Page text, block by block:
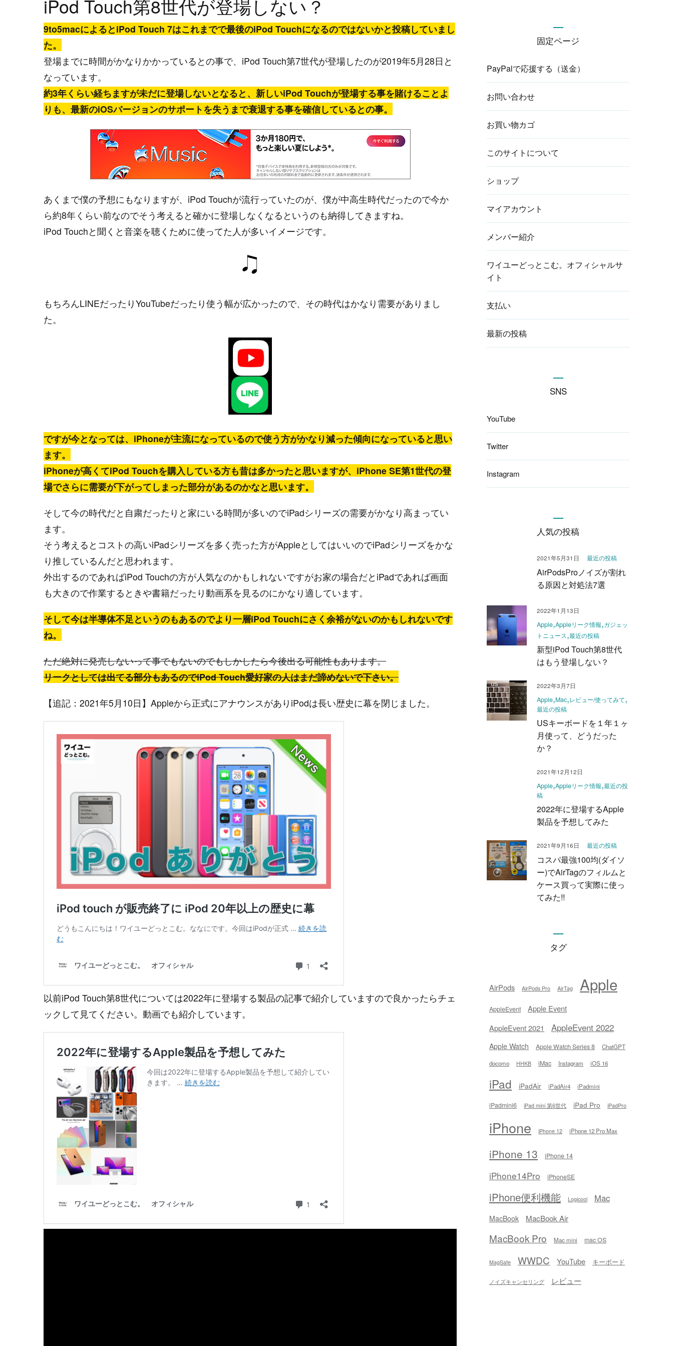
iPod Touch第8世代が登場しない？
9to5macによるとiPod Touch 7はこれまでで最後のiPod Touchになるのではないかと投稿していまし
た。
登場までに時間がかなりかかっているとの事で、iPod Touch第7世代が登場したのが2019年5月28日と
なっています。
約3年くらい経ちますが未だに登場しないとなると、新しいiPod Touchが登場する事を賭けることよ
りも、最新のiOSバージョンのサポートを失うまで衰退する事を確信しているとの事。
あくまで僕の予想にもなりますが、iPod Touchが流行っていたのが、僕が中高生時代だったので今か
ら約8年くらい前なのでそう考えると確かに登場しなくなるというのも納得してきますね。
iPod Touchと聞くと音楽を聴くために使ってた人が多いイメージです。
もちろんLINEだったりYouTubeだったり使う幅が広かったので、その時代はかなり需要がありまし
た。
ですが今となっては、iPhoneが主流になっているので使う方がかなり減った傾向になっていると思い
ます。
iPhoneが高くてiPod Touchを購入している方も昔は多かったと思いますが、iPhone SE第1世代の登
場でさらに需要が下がってしまった部分があるのかなと思います。
そして今の時代だと自粛だったりと家にいる時間が多いのでiPadシリーズの需要がかなり高まってい
ます。
そう考えるとコストの高いiPadシリーズを多く売った方がAppleとしてはいいのでiPadシリーズをかな
り推しているんだと思われます。
外出するのであればiPod Touchの方が人気なのかもしれないですがお家の場合だとiPadであれば画面
も大きので作業するときや書籍だったり動画系を見るのにかなり適しています。
そして今は半導体不足というのもあるのでより一層iPod Touchにさく余裕がないのかもしれないです
ね。
ただ絶対に発売しないって事でもないのでもしかしたら今後出る可能性もあります。
リークとしては出てる部分もあるのでiPod Touch愛好家の人はまだ諦めないで下さい。
【追記：2021年5月10日】Appleから正式にアナウンスがありiPodは長い歴史に幕を閉じました。
以前iPod Touch第8世代については2022年に登場する製品の記事で紹介していますので良かったらチェ
ックして見てください。動画でも紹介しています。
固定ページ
PayPalで応援する（送金）
お問い合わせ
お買い物カゴ
このサイトについて
ショップ
マイアカウント
メンバー紹介
ワイユーどっとこむ。オフィシャルサ
イト
支払い
最新の投稿
SNS
YouTube
Twitter
Instagram
人気の投稿
最近の投稿
AirPodsProノイズが割れ
る原因と対処法7選
2021年5月31日
Apple Appleリーク情報 ガジェッ
トニュース 最近の投稿
新型iPod Touch第8世代
はもう登場しない？
2022年1月13日
Apple Mac レビュー/使ってみて
最近の投稿
USキーボードを１年１ヶ
月使って、どうだった
か？
2022年3月7日
Apple Appleリーク情報 最近の投
稿
2022年に登場するApple
製品を予想してみた
2021年12月12日
最近の投稿
コスパ最強100均(ダイソ
ー)でAirTagのフィルムと
ケース買って実際に使っ
てみた!!
2021年9月16日
タグ
AirPods AirPods Pro AirTag Apple
AppleEvent
Apple Event
AppleEvent 2021
AppleEvent 2022
Apple Watch Apple Watch Series 8 ChatGPT
docomo HHKB iMac Instagram iOS 16
iPad iPadAir iPadAir4 iPadmini
iPadmini6 iPad mini 第6世代 iPad Pro iPadPro
iPhone iPhone 12 iPhone 12 Pro Max
iPhone 13 iPhone 14
iPhone14Pro iPhoneSE
iPhone便利機能 Logicool Mac
MacBook MacBook Air
MacBook Pro Mac mini mac OS
MagSafe WWDC YouTube キーボード
ノイズキャンセリング レビュー